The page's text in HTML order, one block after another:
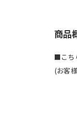
商品
■こち
(お客